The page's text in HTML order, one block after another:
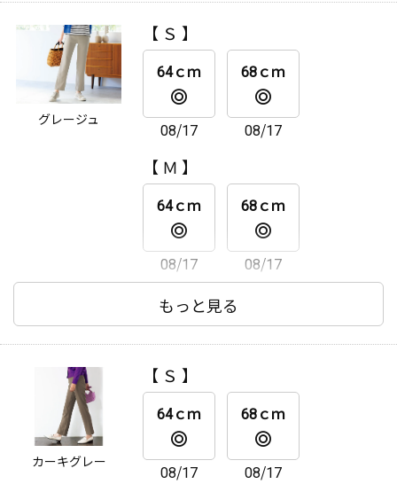
08/17 08/17
【 ＬＬ 】
64ｃｍ
08/17
68ｃｍ
08/17
グレージュ
【 Ｓ 】
64ｃｍ
08/17
68ｃｍ
08/17
【 Ｍ 】
64ｃｍ
08/17
68ｃｍ
08/17
【 Ｌ 】
08/17 08/17
【 ＬＬ 】
64ｃｍ 68ｃｍ
もっと見る
カーキグレー
【 Ｓ 】
64ｃｍ
08/17
68ｃｍ
08/17